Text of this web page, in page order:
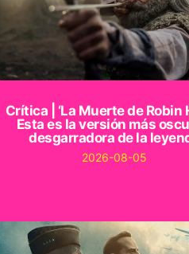
Crítica | ‘La Muerte de Robin
Esta es la versión más
desgarradora de la
2026-08-05